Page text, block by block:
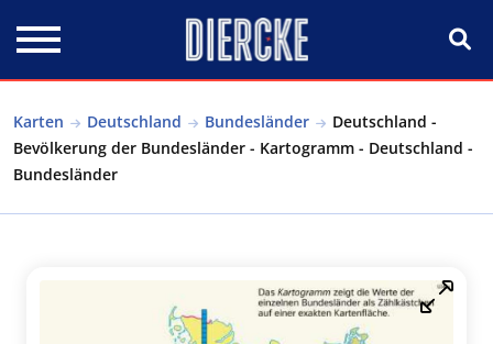
Karten Deutschland Bundesländer
Deutschland -
Bevölkerung der Bundesländer - Kartogramm - Deutschland -
Bundesländer